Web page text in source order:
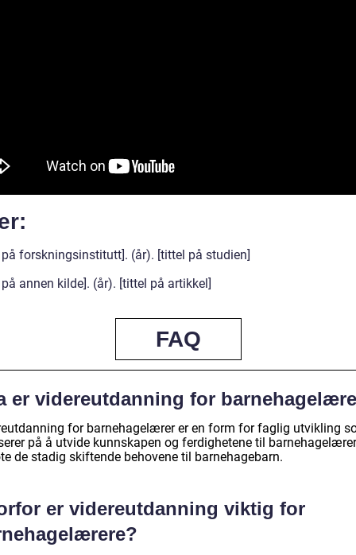
forskningsinstitutt]. (år). [tittel på studien]
annen kilde]. (år). [tittel på artikkel]
FAQ
er videreutdanning for
for barnehagelærer er en form for faglig utvikling
på å utvide kunnskapen og ferdighetene til
de stadig skiftende behovene til barnehagebarn.
er videreutdanning viktig for